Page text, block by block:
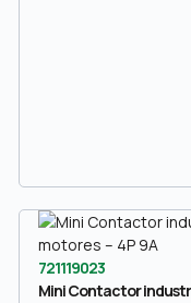
721119023
Mini Contactor